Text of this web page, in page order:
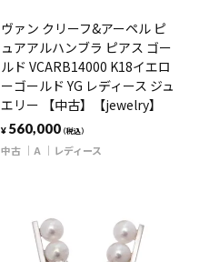
ヴァン クリーフ&アーペル ピ
ュアアルハンブラ ピアス ゴー
ルド VCARB14000 K18イエロ
ーゴールド YG レディース ジュ
エリー 【中古】【jewelry】
¥ 560,000（税込）
中古 A レディース